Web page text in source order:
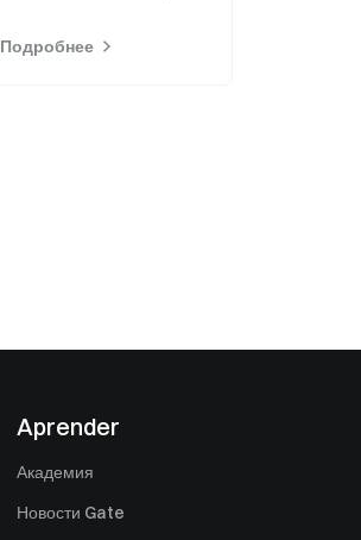
Подробнее
Aprender
Академия
Новости Gate